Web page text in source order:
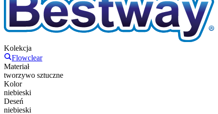
Kolekcja
Flowclear
Materiał
tworzywo sztuczne
Kolor
niebieski
Deseń
niebieski